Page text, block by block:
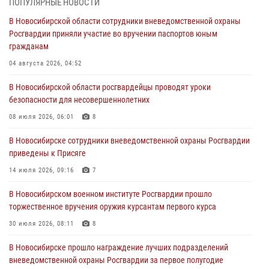
При силовой поддержке бойцов ОМОН и СОБР Росгвардии
пресечена деятельность группы лиц, причастных к мошенничеству
в сфере страхования
В Новосибирске сотрудниками вневедомственной охраны
Росгвардии задержан гражданин, находящийся в розыске
В Новосибирске военнослужащие отряда спецназа «Ермак»
Росгвардии провели занятия по беспарашютному десантированию
В Новосибирске военнослужащие Росгвардии почтили память детей
– жертв войны в Донбассе
ПОПУЛЯРНЫЕ НОВОСТИ
В Новосибирской области сотрудники вневедомственной охраны
Росгвардии приняли участие во вручении паспортов юным
гражданам
04 августа 2026, 04:52
В Новосибирской области росгвардейцы проводят уроки
безопасности для несовершеннолетних
08 июля 2026, 06:01 8
В Новосибирске сотрудники вневедомственной охраны Росгвардии
приведены к Присяге
14 июля 2026, 09:16 7
В Новосибирском военном институте Росгвардии прошло
торжественное вручения оружия курсантам первого курса
30 июля 2026, 08:11 8
В Новосибирске прошло награждение лучших подразделений
вневедомственной охраны Росгвардии за первое полугодие